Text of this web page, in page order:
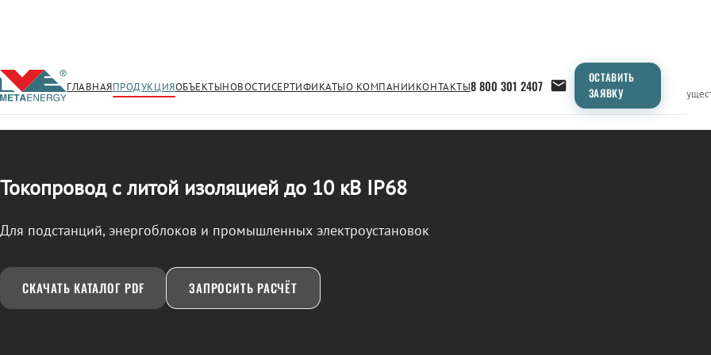
ГЛАВНАЯПРОДУКЦИЯОБЪЕКТЫНОВОСТИСЕРТИФИКАТЫО КОМПАНИИКОНТАКТЫ8 800 301 2407
ОСТАВИТЬ
ЗАЯВКУ
← Продукция/ТОКОПРОВОД Применение Продукция ТипоразмерыСравнение
Токопровод с литой изоляцией до 10 кВ IP68
Для подстанций, энергоблоков и промышленных электроустановок
СКАЧАТЬ КАТАЛОГ PDF ЗАПРОСИТЬ РАСЧЁТ